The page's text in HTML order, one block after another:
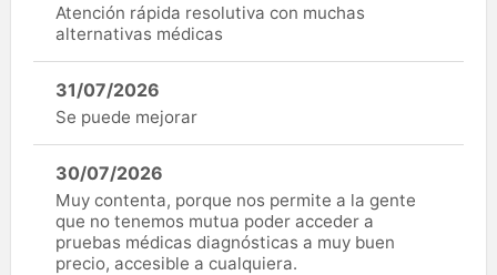
Atención rápida resolutiva con muchas
alternativas médicas
31/07/2026
Se puede mejorar
30/07/2026
Muy contenta, porque nos permite a la gente
que no tenemos mutua poder acceder a
pruebas médicas diagnósticas a muy buen
precio, accesible a cualquiera.